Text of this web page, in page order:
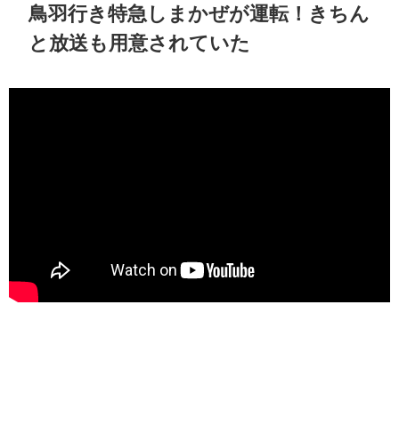
鳥羽行き特急しまかぜが運転！きちん
と放送も用意されていた